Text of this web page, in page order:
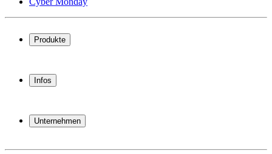
Produkte
Weinregal
Weinmöbel
Infos
Garantie
Bezahlung
Rückgabe
Unternehmen